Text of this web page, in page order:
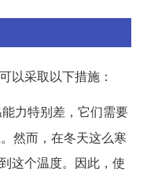
以采取以下措施：
力特别差，它们需要
然而，在冬天这么寒
这个温度。因此，使